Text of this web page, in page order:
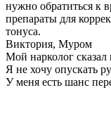
нужно обратиться к
препараты для
тонуса.
Виктория, Муром
Мой нарколог
Я не хочу опускать
У меня есть шанс